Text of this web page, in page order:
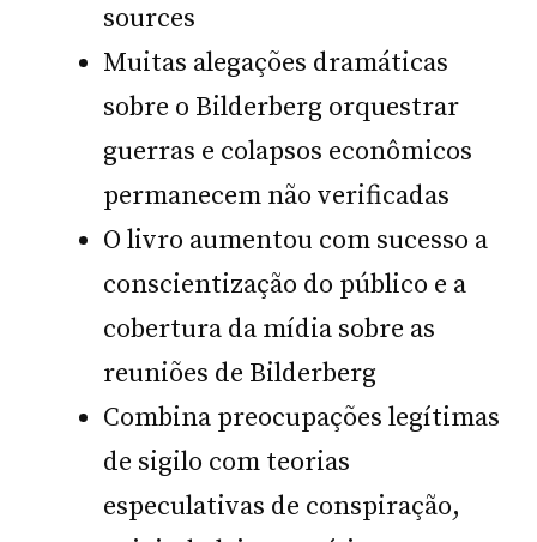
sources
Muitas alegações dramáticas
sobre o Bilderberg orquestrar
guerras e colapsos econômicos
permanecem não verificadas
O livro aumentou com sucesso a
conscientização do público e a
cobertura da mídia sobre as
reuniões de Bilderberg
Combina preocupações legítimas
de sigilo com teorias
especulativas de conspiração,